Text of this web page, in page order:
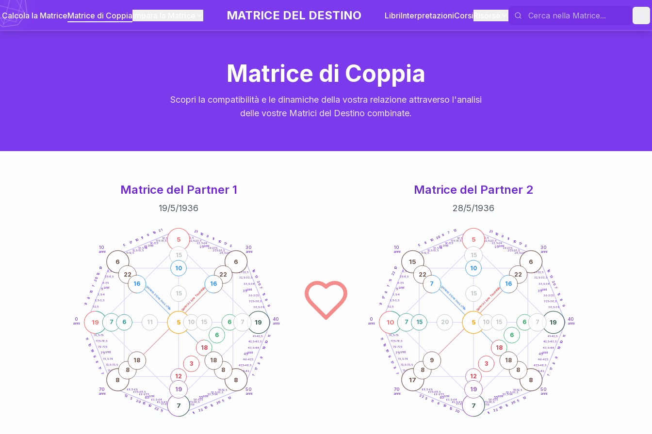
Calcola la MatriceMatrice di Coppia MATRICE DEL DESTINO LibriInterpretazioniCorsi
Matrice di Coppia
Scopri la compatibilità e le dinamiche della vostra relazione attraverso l'analisi
delle vostre Matrici del Destino combinate.
Matrice del Partner 1
19/5/1936
generazione maschile generazione femminile
0
anni
10
anni
30
anni
40
anni
50
anni
70
anni
1-2,5
2,5-3,5
3,5-4
6-7,5
7,5-8,5
8,5-9
11-12,5
12,5-13,5
13,5-14
16-17,5
17,5-18,5
18,5-19
21-22,5
22,5-23,5
23,5-24
26-27,5
27,5-28,5
28,5-29
31-32,5
32,5-33,5
33,5-34
36-37,5
37,5-38,5
38,5-39
41-42,5
42,5-43,5
43,5-44
46-47,5
47,5-48,5
48,5-49
51-52,5
52,5-53,5
53,5-54
56-57,5
57,5-58,5
58,5-59
61-62,5
62,5-63,5
63,5-64
66-67,5
67,5-68,5
68,5-69
71-72,5
72,5-73,5
73,5-74
76-77,5
77,5-78,5
78,5-79
9
8
15
7
20
13
19
5
17
10 11
9
16
21 21 16
9
11
10 17
5
19
13
20
7
15
8
9
11
10
19
9
8
17
7
13
5
20
15
10
22
11
11
22
10
15
20
5
13
7
17
8
9
19
10
11
19
5
19
7
5
6 6
8 8
12
3
18
6
6
7
15
7
19
6
10
10 15
11
15
22
16
22
16
8
18
8
18
5 anni
15 anni 25anni
35anni
45anni
55anni
65anni
75anni
Matrice del Partner 2
28/5/1936
generazione maschile generazione femminile
0
anni
10
anni
30
anni
40
anni
50
anni
70
anni
1-2,5
2,5-3,5
3,5-4
6-7,5
7,5-8,5
8,5-9
11-12,5
12,5-13,5
13,5-14
16-17,5
17,5-18,5
18,5-19
21-22,5
22,5-23,5
23,5-24
26-27,5
27,5-28,5
28,5-29
31-32,5
32,5-33,5
33,5-34
36-37,5
37,5-38,5
38,5-39
41-42,5
42,5-43,5
43,5-44
46-47,5
47,5-48,5
48,5-49
51-52,5
52,5-53,5
53,5-54
56-57,5
57,5-58,5
58,5-59
61-62,5
62,5-63,5
63,5-64
66-67,5
67,5-68,5
68,5-69
71-72,5
72,5-73,5
73,5-74
76-77,5
77,5-78,5
78,5-79
9
17
6
7
11
22
10
5
8
10
20 9
7
12 21 16
9
11
10 17
5
19
13
20
7
15
8
9
11
10
19
9
8
17
7
13
5
20
15
10
22
11
20
13
19
6
11
5
22
7
8
17
9
10
19
11
10
5
19
7
5
15 6
17 8
12
3
18
6
6
7
15
7
19
15
10
10 15
20
15
22
7
22
16
8
9
8
18
5 anni
15 anni 25anni
35anni
45anni
55anni
65anni
75anni